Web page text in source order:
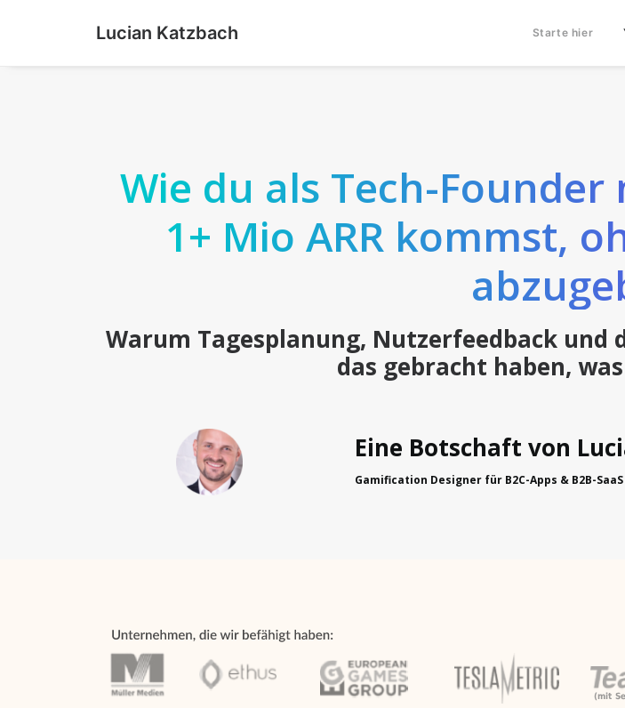
Lucian Katzbach Starte hier
Wie du als Tech-
1+ Mio ARR kommst,
Warum Tagesplanung, Nutzerfeedback
das gebracht haben,
Eine Botschaft von
Gamification Designer für B2C-Apps & B2B-SaaS